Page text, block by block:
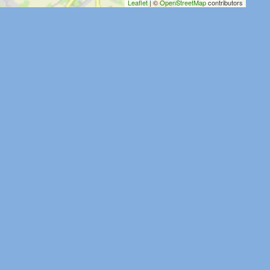
Leaflet | ©OpenStreetMapcontributors